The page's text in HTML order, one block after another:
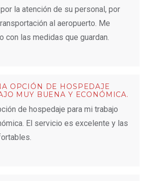
la atención de su personal, por
al aeropuerto. Me
con las medidas que guardan.
OPCIÓN DE HOSPEDAJE
MUY BUENA Y ECONÓMICA.
de hospedaje para mi trabajo
El servicio es excelente y las